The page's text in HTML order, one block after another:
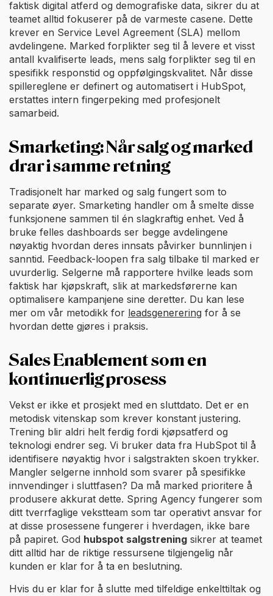
faktisk digital atferd og demografiske data, sikrer du at
teamet alltid fokuserer på de varmeste casene. Dette
krever en Service Level Agreement (SLA) mellom
avdelingene. Marked forplikter seg til å levere et visst
antall kvalifiserte leads, mens salg forplikter seg til en
spesifikk responstid og oppfølgingskvalitet. Når disse
spillereglene er definert og automatisert i HubSpot,
erstattes intern fingerpeking med profesjonelt
samarbeid.
Smarketing: Når salg og marked
drar i samme retning
Tradisjonelt har marked og salg fungert som to
separate øyer. Smarketing handler om å smelte disse
funksjonene sammen til én slagkraftig enhet. Ved å
bruke felles dashboards ser begge avdelingene
nøyaktig hvordan deres innsats påvirker bunnlinjen i
sanntid. Feedback-loopen fra salg tilbake til marked er
uvurderlig. Selgerne må rapportere hvilke leads som
faktisk har kjøpskraft, slik at markedsførerne kan
optimalisere kampanjene sine deretter. Du kan lese
mer om vår metodikk for leadsgenerering for å se
hvordan dette gjøres i praksis.
Sales Enablement som en
kontinuerlig prosess
Vekst er ikke et prosjekt med en sluttdato. Det er en
metodisk vitenskap som krever konstant justering.
Trening blir aldri helt ferdig fordi kjøpsatferd og
teknologi endrer seg. Vi bruker data fra HubSpot til å
identifisere nøyaktig hvor i salgstrakten skoen trykker.
Mangler selgerne innhold som svarer på spesifikke
innvendinger i sluttfasen? Da må marked prioritere å
produsere akkurat dette. Spring Agency fungerer som
ditt tverrfaglige vekstteam som tar operativt ansvar for
at disse prosessene fungerer i hverdagen, ikke bare
på papiret. God hubspot salgstrening sikrer at teamet
ditt alltid har de riktige ressursene tilgjengelig når
kunden er klar for å ta en beslutning.
Hvis du er klar for å slutte med tilfeldige enkelttiltak og